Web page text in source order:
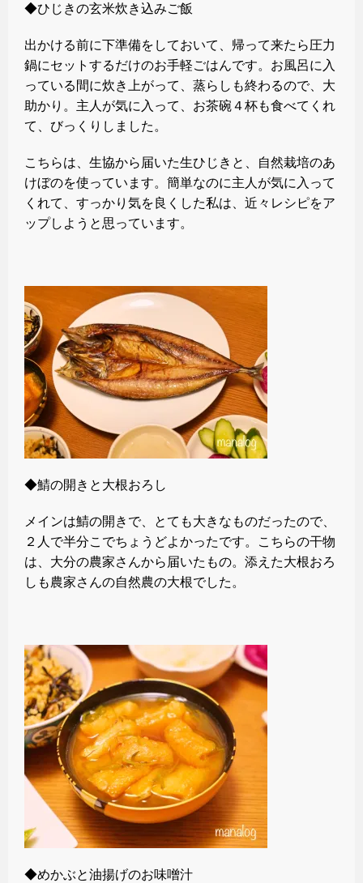
◆ひじきの玄米炊き込みご飯
出かける前に下準備をしておいて、帰って来たら圧力
鍋にセットするだけのお手軽ごはんです。お風呂に入
っている間に炊き上がって、蒸らしも終わるので、大
助かり。主人が気に入って、お茶碗４杯も食べてくれ
て、びっくりしました。
こちらは、生協から届いた生ひじきと、自然栽培のあ
けぼのを使っています。簡単なのに主人が気に入って
くれて、すっかり気を良くした私は、近々レシピをア
ップしようと思っています。
◆鯖の開きと大根おろし
メインは鯖の開きで、とても大きなものだったので、
２人で半分こでちょうどよかったです。こちらの干物
は、大分の農家さんから届いたもの。添えた大根おろ
しも農家さんの自然農の大根でした。
◆めかぶと油揚げのお味噌汁